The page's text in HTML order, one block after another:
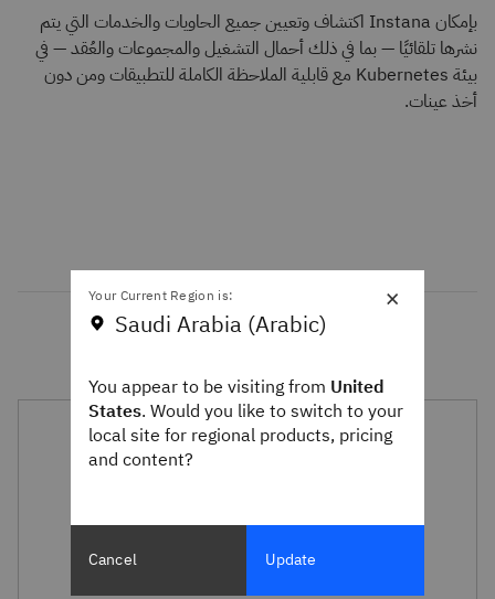
بإمكان Instana اكتشاف وتعيين جميع الحاويات والخدمات التي يتم
نشرها تلقائيًا — بما في ذلك أحمال التشغيل والمجموعات والعُقد — في
بيئة Kubernetes مع قابلية الملاحظة الكاملة للتطبيقات ومن دون
أخذ عينات.
×
Your Current Region is:
Saudi Arabia (Arabic)
You appear to be visiting from United
States. Would you like to switch to your
local site for regional products, pricing
and content?
Cancel Update